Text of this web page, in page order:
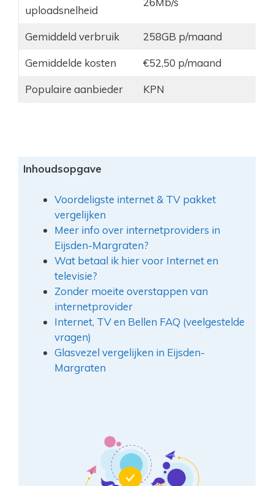
uploadsnelheid
Gemiddeld verbruik 258GB p/maand
Gemiddelde kosten €52,50 p/maand
Populaire aanbieder KPN
Inhoudsopgave
Voordeligste internet & TV pakket
vergelijken
Meer info over internetproviders in
Eijsden-Margraten?
Wat betaal ik hier voor Internet en
televisie?
Zonder moeite overstappen van
internetprovider
Internet, TV en Bellen FAQ (veelgestelde
vragen)
Glasvezel vergelijken in Eijsden-
Margraten